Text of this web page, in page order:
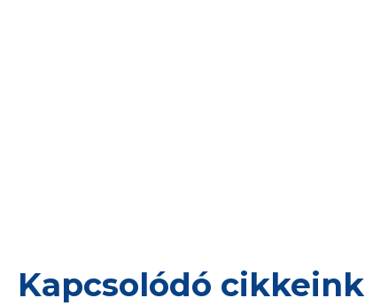
Kapcsolódó cikkeink